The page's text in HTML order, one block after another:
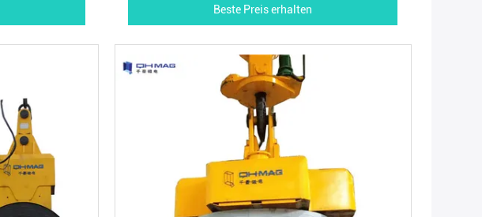
Beste Preis erhalten